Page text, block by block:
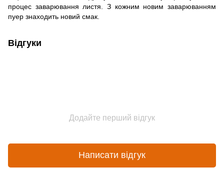
процес заварювання листя. З кожним новим заварюванням
пуер знаходить новий смак.
Відгуки
Додайте перший відгук
Написати відгук